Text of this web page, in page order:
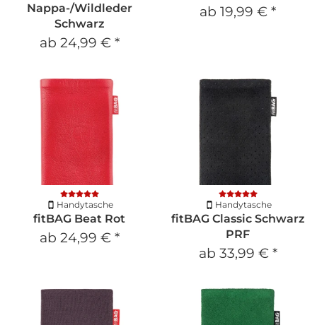
Nappa-/Wildleder
Schwarz
ab 24,99 € *
ab 19,99 € *
Handytasche
fitBAG Beat Rot
ab 24,99 € *
Handytasche
fitBAG Classic Schwarz
PRF
ab 33,99 € *